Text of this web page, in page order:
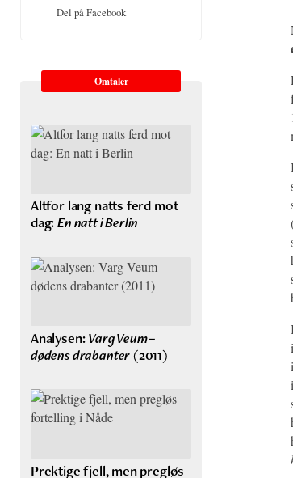
Del på Facebook
Omtaler
Altfor lang natts ferd mot
dag:En natt i Berlin
Analysen:Varg Veum –
dødens drabanter(2011)
Prektige fjell, men pregløs